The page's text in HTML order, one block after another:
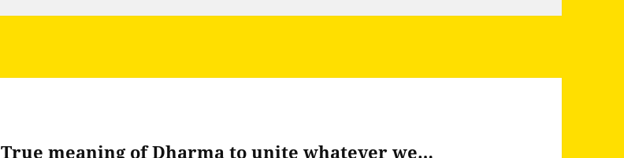
True meaning of Dharma to unite whatever we…